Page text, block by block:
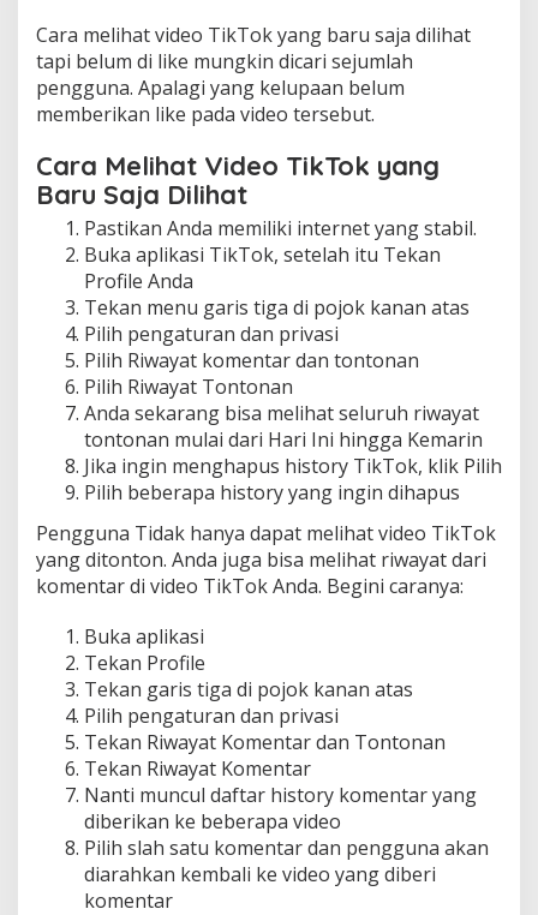
Cara melihat video TikTok yang baru saja dilihat
tapi belum di like mungkin dicari sejumlah
pengguna. Apalagi yang kelupaan belum
memberikan like pada video tersebut.
Cara Melihat Video TikTok yang
Baru Saja Dilihat
Pastikan Anda memiliki internet yang stabil.
Buka aplikasi TikTok, setelah itu Tekan
Profile Anda
Tekan menu garis tiga di pojok kanan atas
Pilih pengaturan dan privasi
Pilih Riwayat komentar dan tontonan
Pilih Riwayat Tontonan
Anda sekarang bisa melihat seluruh riwayat
tontonan mulai dari Hari Ini hingga Kemarin
Jika ingin menghapus history TikTok, klik Pilih
Pilih beberapa history yang ingin dihapus
Pengguna Tidak hanya dapat melihat video TikTok
yang ditonton. Anda juga bisa melihat riwayat dari
komentar di video TikTok Anda. Begini caranya:
Buka aplikasi
Tekan Profile
Tekan garis tiga di pojok kanan atas
Pilih pengaturan dan privasi
Tekan Riwayat Komentar dan Tontonan
Tekan Riwayat Komentar
Nanti muncul daftar history komentar yang
diberikan ke beberapa video
Pilih slah satu komentar dan pengguna akan
diarahkan kembali ke video yang diberi
komentar